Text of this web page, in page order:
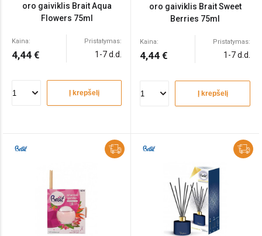
oro gaiviklis Brait Aqua
Flowers 75ml
Kaina:
4,44 €
Pristatymas:
1-7 d.d.
Į krepšelį
oro gaiviklis Brait Sweet
Berries 75ml
Kaina:
4,44 €
Pristatymas:
1-7 d.d.
Į krepšelį